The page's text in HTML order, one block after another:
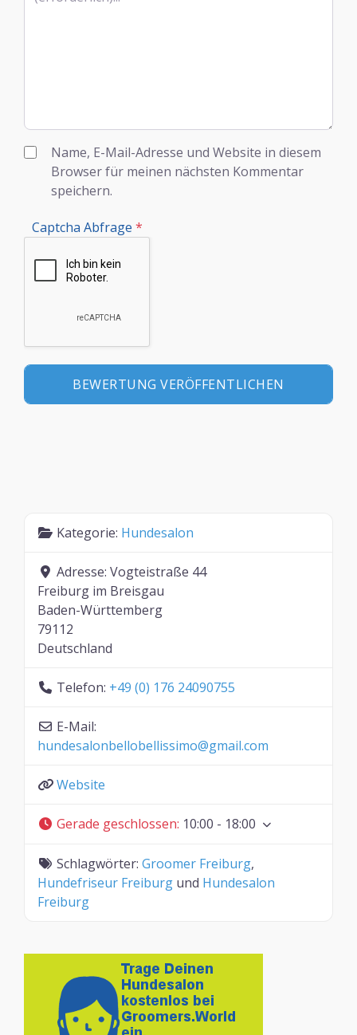
Name, E-Mail-Adresse und Website in diesem
Browser für meinen nächsten Kommentar
speichern.
Captcha Abfrage *
Kategorie: Hundesalon
Adresse: Vogteistraße 44
Freiburg im Breisgau
Baden-Württemberg
79112
Deutschland
Telefon: +49 (0) 176 24090755
E-Mail:
hundesalonbellobellissimo@gmail.com
Website
Gerade geschlossen: 10:00 - 18:00
Schlagwörter: Groomer Freiburg,
Hundefriseur Freiburg und Hundesalon
Freiburg